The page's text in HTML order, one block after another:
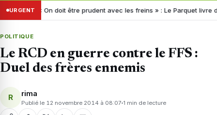
URGENT« On doit être prudent avec les freins » : Le Parquet livre de
POLITIQUE
Le RCD en guerre contre le FFS :
Duel des frères ennemis
R rima
Publié le 12 novembre 2014 à 08:07 1 min de lecture